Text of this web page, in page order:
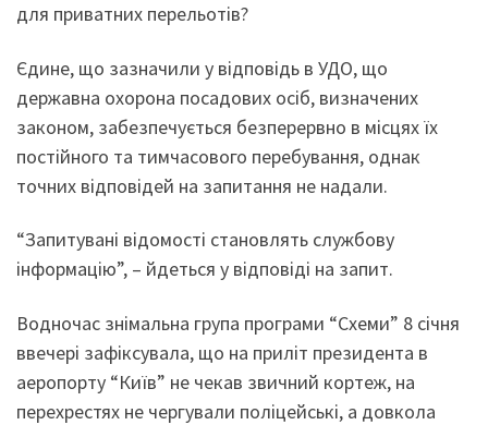
для приватних перельотів?
Єдине, що зазначили у відповідь в УДО, що
державна охорона посадових осіб, визначених
законом, забезпечується безперервно в місцях їх
постійного та тимчасового перебування, однак
точних відповідей на запитання не надали.
“Запитувані відомості становлять службову
інформацію”, – йдеться у відповіді на запит.
Водночас знімальна група програми “Схеми” 8 січня
ввечері зафіксувала, що на приліт президента в
аеропорту “Київ” не чекав звичний кортеж, на
перехрестях не чергували поліцейські, а довкола